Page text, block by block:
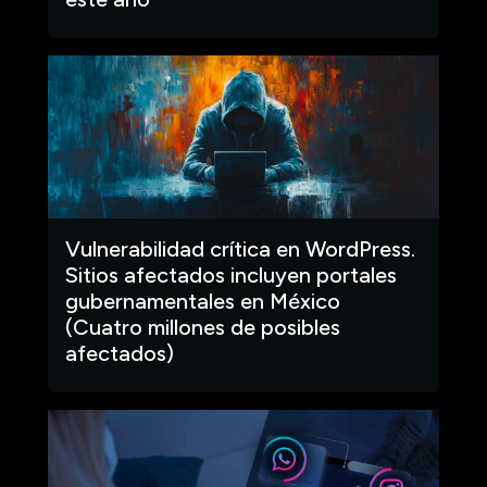
Vulnerabilidad crítica en WordPress.
Sitios afectados incluyen portales
gubernamentales en México
(Cuatro millones de posibles
afectados)